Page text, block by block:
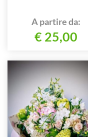
A partire da:
€ 25,00